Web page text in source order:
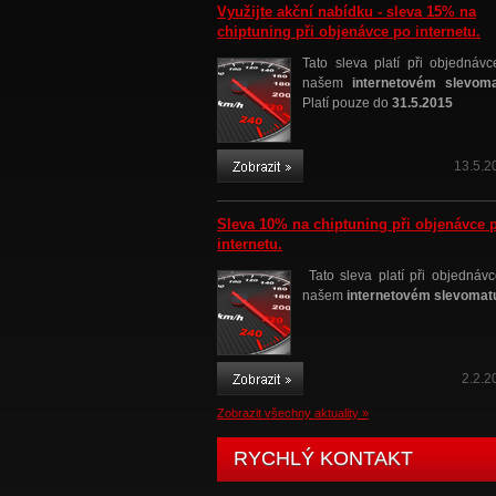
Využijte akční nabídku - sleva 15% na
chiptuning při objenávce po internetu.
Tato sleva platí při
našem internetovém
Platí pouze do 31.5.2015
Sleva 10% na chiptuning při objenávce
internetu.
Tato sleva platí při
našem internetovém
Zobrazit všechny aktuality »
RYCHLÝ KONTAKT